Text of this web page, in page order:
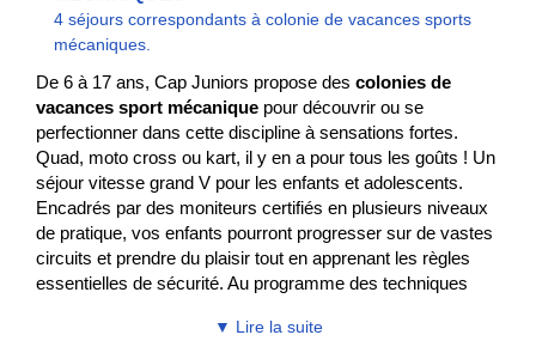
4 séjours correspondants à colonie de vacances sports
mécaniques.
De 6 à 17 ans, Cap Juniors propose des colonies de
vacances sport mécanique pour découvrir ou se
perfectionner dans cette discipline à sensations fortes.
Quad, moto cross ou kart, il y en a pour tous les goûts ! Un
séjour vitesse grand V pour les enfants et adolescents.
Encadrés par des moniteurs certifiés en plusieurs niveaux
de pratique, vos enfants pourront progresser sur de vastes
circuits et prendre du plaisir tout en apprenant les règles
essentielles de sécurité. Au programme des techniques
maîtrise, passage des vitesses, accélération, freinage,
▼ Lire la suite